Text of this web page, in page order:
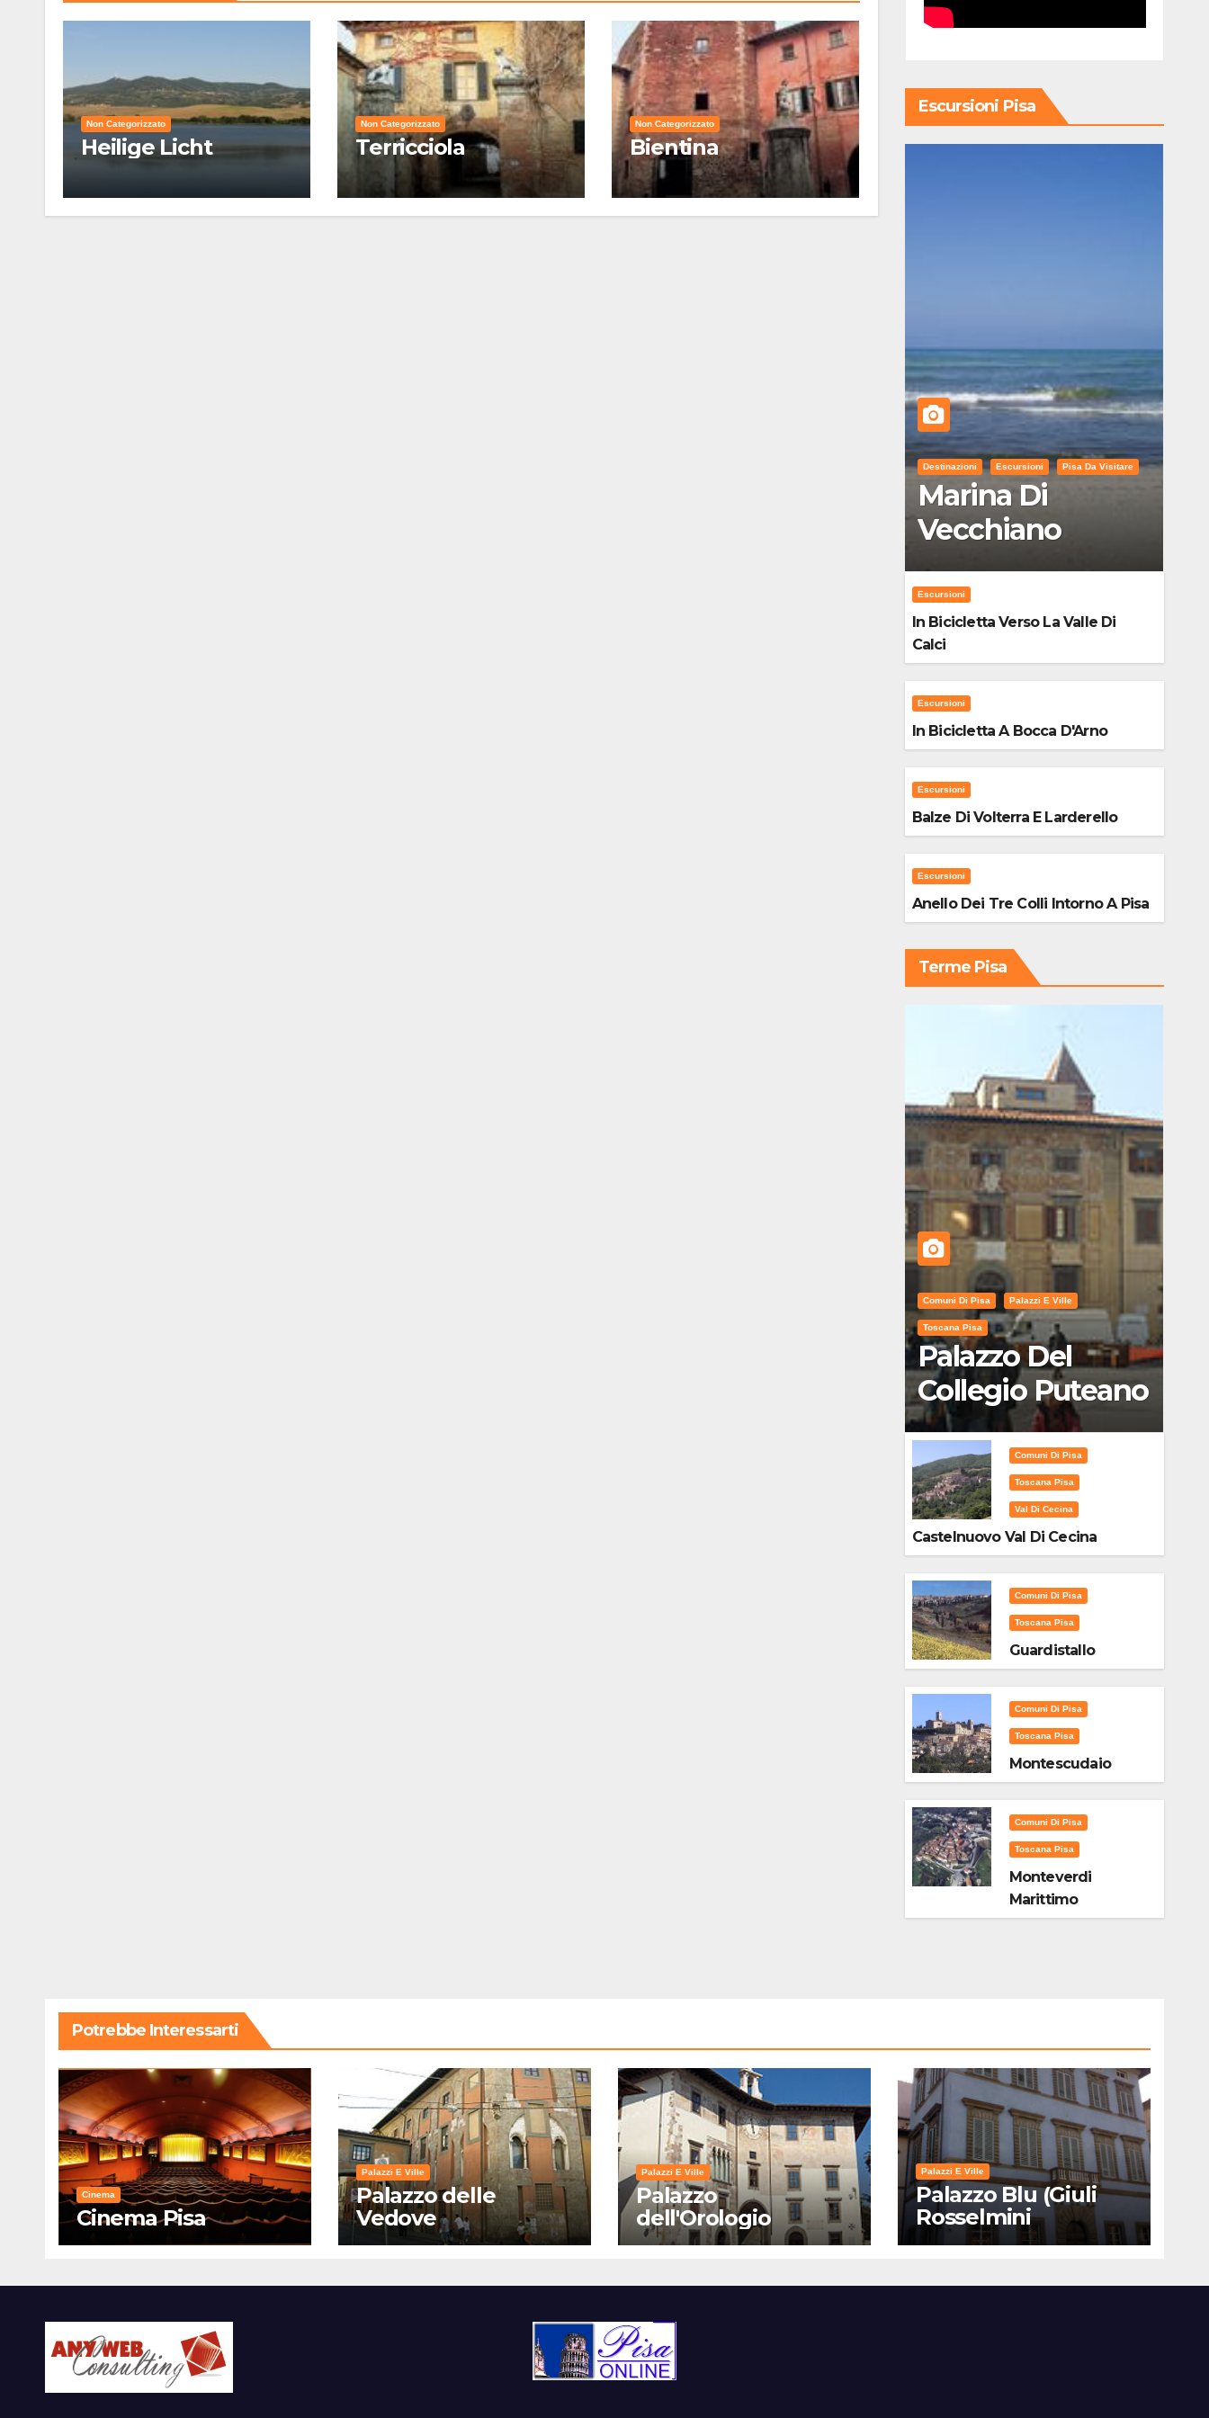
Non Categorizzato
Heilige Licht
Non Categorizzato
Terricciola
Non Categorizzato
Bientina
Escursioni Pisa
Destinazioni Escursioni Pisa Da Visitare
Marina Di
Vecchiano
Escursioni
In Bicicletta Verso La Valle Di
Calci
Escursioni
In Bicicletta A Bocca D'Arno
Escursioni
Balze Di Volterra E Larderello
Escursioni
Anello Dei Tre Colli Intorno A Pisa
Terme Pisa
Comuni Di Pisa Palazzi E Ville
Toscana Pisa
Palazzo Del
Collegio Puteano
Comuni Di Pisa
Toscana Pisa
Val Di Cecina
Castelnuovo Val Di Cecina
Comuni Di Pisa
Toscana Pisa
Guardistallo
Comuni Di Pisa
Toscana Pisa
Montescudaio
Comuni Di Pisa
Toscana Pisa
Monteverdi
Marittimo
Potrebbe Interessarti
Cinema
Cinema Pisa
Palazzi E Ville
Palazzo delle
Vedove
Palazzi E Ville
Palazzo
dell'Orologio
Palazzi E Ville
Palazzo Blu (Giuli
Rosselmini
Gualandi) – Pisa:
Visita